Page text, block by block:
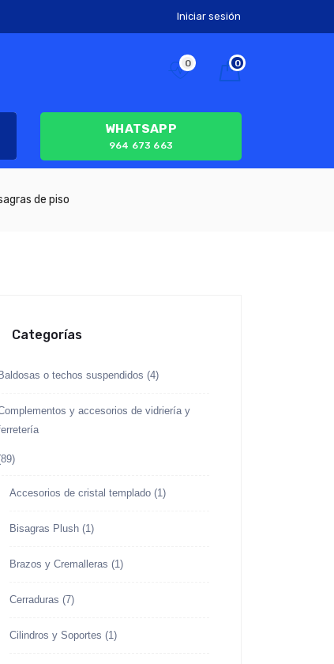
Iniciar sesión
0 0
WHATSAPP
964 673 663
de piso
Categorías
Baldosas o techos suspendidos (4)
y accesorios de vidriería y
Accesorios de cristal templado (1)
Bisagras Plush (1)
Brazos y Cremalleras (1)
Cerraduras (7)
Cilindros y Soportes (1)